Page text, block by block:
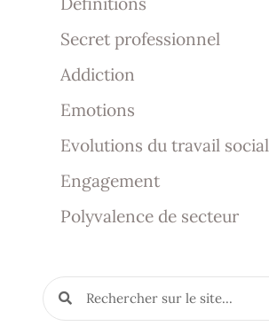
Secret professionnel
Addiction
Emotions
Evolutions du travail social
Engagement
Polyvalence de secteur